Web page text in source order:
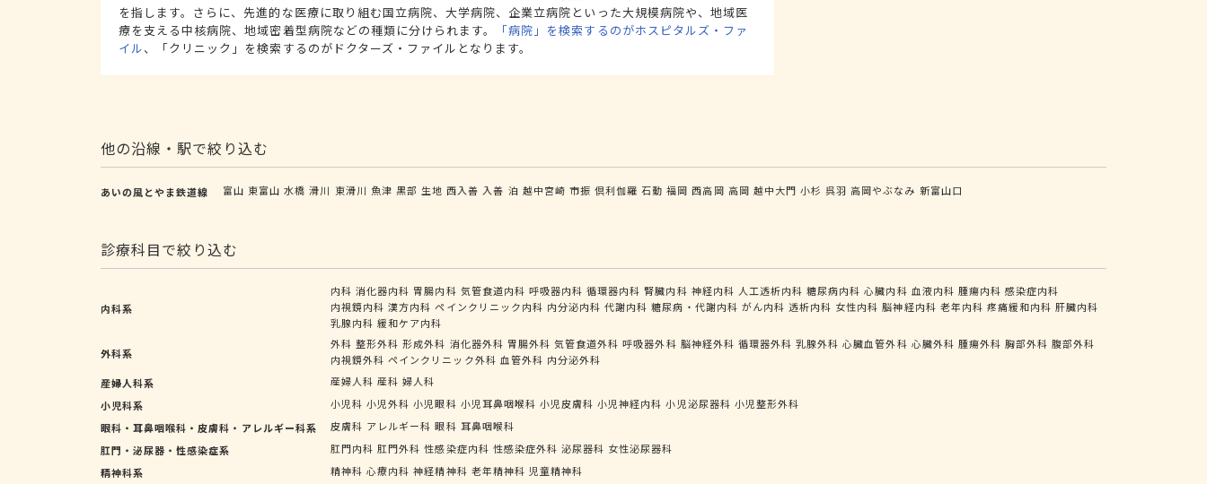
を指します。さらに、先進的な医療に取り組む国立病院、大学病院、企業立病院といった大規模病院や、地域医
療を支える中核病院、地域密着型病院などの種類に分けられます。
「病院」を検索するのがホスピタルズ・ファ
イル、「クリニック」を検索するのがドクターズ・ファイルとなります。
他の沿線・駅で絞り込む
あいの風とやま鉄道線 富山 東富山 水橋 滑川 東滑川 魚津 黒部 生地 西入善 入善 泊 越中宮崎 市振 倶利伽羅 石動 福岡 西高岡 高岡 越中大門 小杉 呉羽 高岡やぶなみ 新富山口
診療科目で絞り込む
内科系
内科 消化器内科 胃腸内科 気管食道内科 呼吸器内科 循環器内科 腎臓内科 神経内科 人工透析内科 糖尿病内科 心臓内科 血液内科 腫瘍内科 感染症内科
内視鏡内科 漢方内科 ペインクリニック内科 内分泌内科 代謝内科 糖尿病・代謝内科 がん内科 透析内科 女性内科 脳神経内科 老年内科 疼痛緩和内科 肝臓内科
乳腺内科 緩和ケア内科
外科系
外科 整形外科 形成外科 消化器外科 胃腸外科 気管食道外科 呼吸器外科 脳神経外科 循環器外科 乳腺外科 心臓血管外科 心臓外科 腫瘍外科 胸部外科 腹部外科
内視鏡外科 ペインクリニック外科 血管外科 内分泌外科
産婦人科系
産婦人科 産科 婦人科
小児科系
小児科 小児外科 小児眼科 小児耳鼻咽喉科 小児皮膚科 小児神経内科 小児泌尿器科 小児整形外科
眼科・耳鼻咽喉科・皮膚科・アレルギー科系
皮膚科 アレルギー科 眼科 耳鼻咽喉科
肛門・泌尿器・性感染症系
肛門内科 肛門外科 性感染症内科 性感染症外科 泌尿器科 女性泌尿器科
精神科系
精神科 心療内科 神経精神科 老年精神科 児童精神科